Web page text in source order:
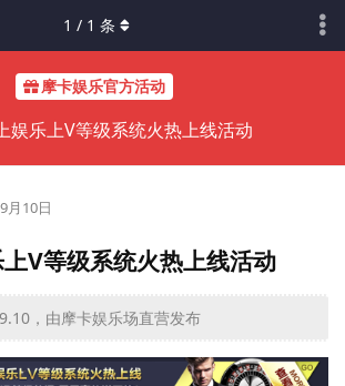
摩卡娱乐官方活动
娱乐上V等级系统火热上线活动
1 / 1 条
月10日
V等级系统火热上线活动
，由摩卡娱乐场直营发布